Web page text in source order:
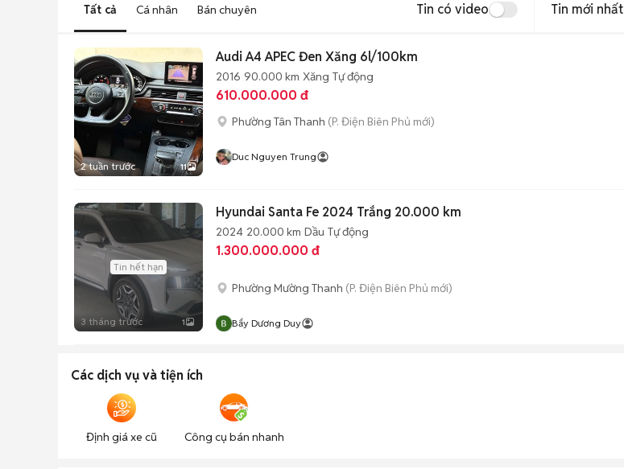
Tất cả Cá nhân Bán chuyên Tin có video Tin mới nhất
2 tuần trước 11
Audi A4 APEC Đen Xăng 6l/100km
2016 90.000 km Xăng Tự động
610.000.000 đ
Phường Tân Thanh (P. Điện Biên Phủ mới)
Duc Nguyen Trung
Tin hết hạn
3 tháng trước 1
Hyundai Santa Fe 2024 Trắng 20.000 km
2024 20.000 km Dầu Tự động
1.300.000.000 đ
Phường Mường Thanh (P. Điện Biên Phủ mới)
Bẩy Dương Duy
Các dịch vụ và tiện ích
Định giá xe cũ Công cụ bán nhanh